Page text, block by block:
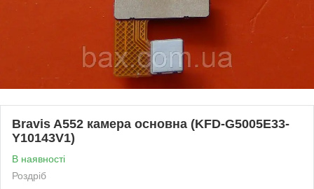
Bravis A552 камера основна (KFD-G5005E33-
Y10143V1)
В наявності
Роздріб